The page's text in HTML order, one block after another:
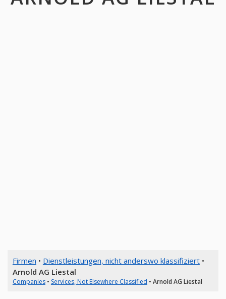
Firmen • Dienstleistungen, nicht anderswo klassifiziert•
Arnold AG Liestal
Companies• Services, Not Elsewhere Classified • Arnold AG Liestal